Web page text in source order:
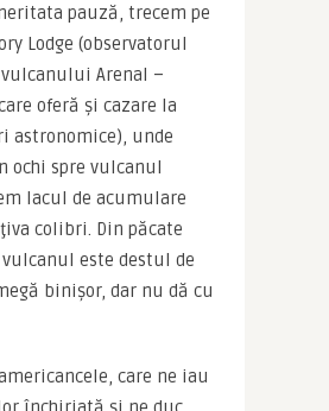
pauză, trecem pe
Lodge (observatorul
Arenal –
oferă şi cazare la
astronomice), unde
ochi spre vulcanul
lacul de acumulare
colibri. Din păcate
este destul de
binişor, dar nu dă cu
care ne iau